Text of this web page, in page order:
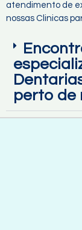
atendimento de
nossas Clinicas
perto de